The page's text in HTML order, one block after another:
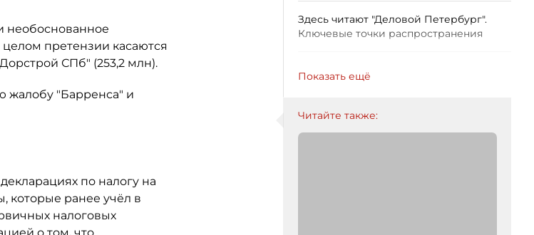
необоснованное
претензии касаются
СПб" (253,2 млн).
жалобу "Барренса" и
по налогу на
которые ранее учёл в
налоговых
Здесь читают "Деловой Петербург".
Ключевые точки распространения
Показать ещё
Читайте также: